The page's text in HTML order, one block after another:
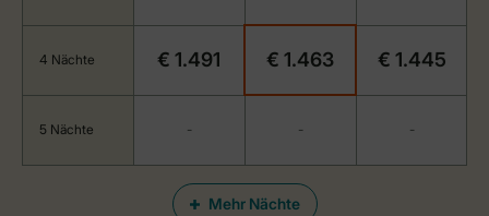
Mehr Nächte
4 Nächte € 1.491 € 1.463 € 1.445
5 Nächte - - -